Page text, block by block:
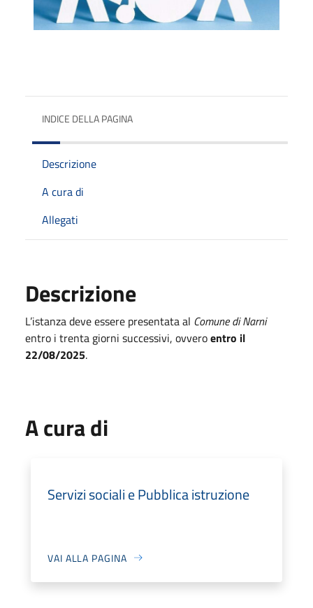
INDICE DELLA PAGINA
Descrizione
A cura di
Allegati
Descrizione
L’istanza deve essere presentata al Comune di Narni
entro i trenta giorni successivi, ovveroentro il
22/08/2025.
A cura di
Servizi sociali e Pubblica istruzione
VAI ALLA PAGINA